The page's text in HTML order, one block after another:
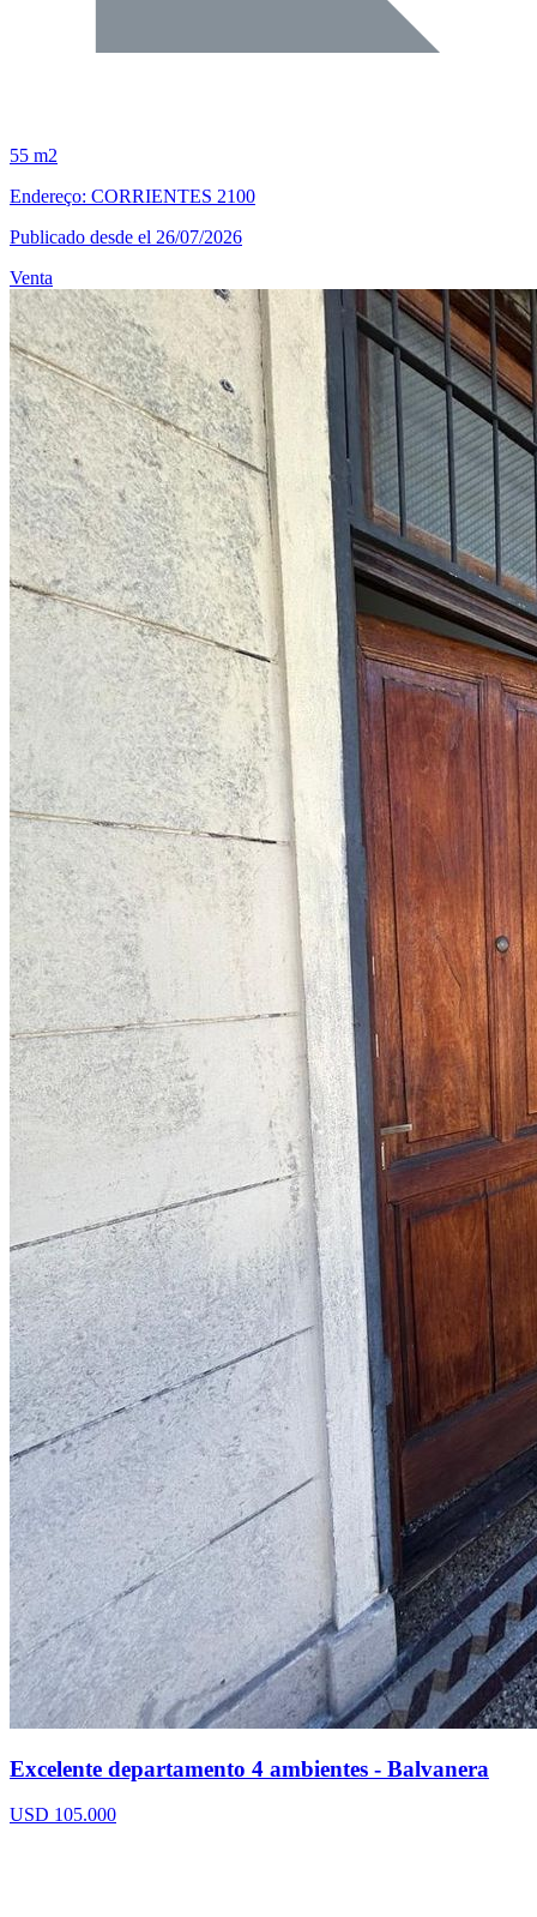
55 m2
Endereço: CORRIENTES 2100
Publicado desde el 26/07/2026
Venta
Excelente departamento 4 ambientes - Balvanera
USD 105.000